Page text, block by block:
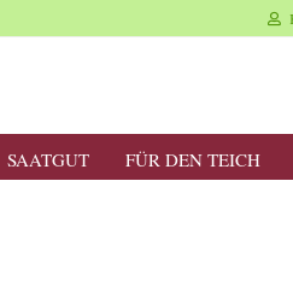
SAATGUT FÜR DEN TEICH